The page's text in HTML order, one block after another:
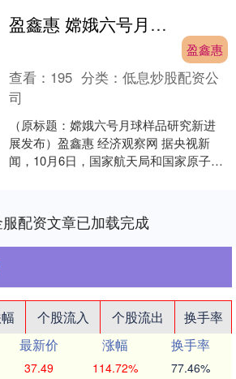
盈鑫惠 嫦娥六号月球样品研究新进展发布
盈鑫惠
查看： 195 分类：低息炒股配资公
司
（原标题：嫦娥六号月球样品研究新进
展发布）盈鑫惠 经济观察网 据央视新
闻，10月6日，国家航天局和国家原子能
配资文章已加载完成
个股流入 个股流出
换手率
最新价 涨幅
换手率
37.49 114.72% 77.46%